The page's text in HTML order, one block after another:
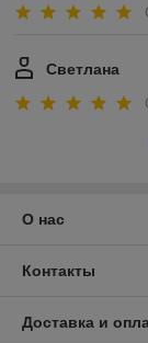
Светлана
О нас
Контакты
Доставка и